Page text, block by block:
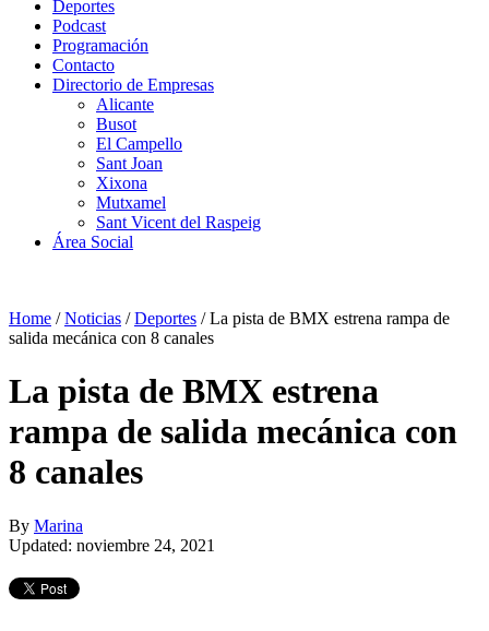
Deportes
Podcast
Programación
Contacto
Directorio de Empresas
Alicante
Busot
El Campello
Sant Joan
Xixona
Mutxamel
Sant Vicent del Raspeig
Área Social
Home /Noticias /Deportes /La pista de BMX estrena rampa de
salida mecánica con 8 canales
La pista de BMX estrena
rampa de salida mecánica con
8 canales
By Marina
Updated: noviembre 24, 2021